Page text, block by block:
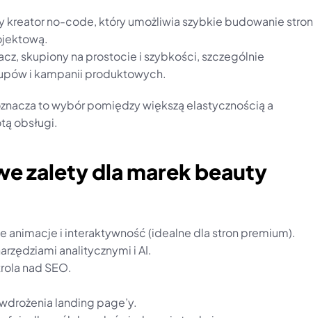
kreator no-code, który umożliwia szybkie budowanie stron
skupiony na prostocie i szybkości, szczególnie
i kampanii produktowych.
to wybór pomiędzy większą elastycznością a
obsługi.
zalety dla marek beauty
animacje i interaktywność (idealne dla stron premium).
analitycznymi i AI.
nad SEO.
landing page’y.